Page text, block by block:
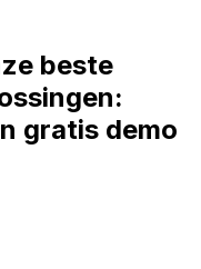
beste
gratis demo